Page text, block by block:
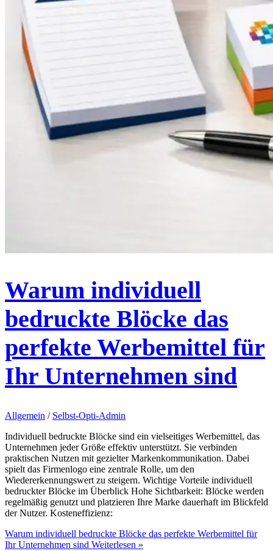
Warum individuell
bedruckte Blöcke das
perfekte Werbemittel für
Ihr Unternehmen sind
Allgemein / Selbst-Opti-Admin
Individuell bedruckte Blöcke sind ein vielseitiges Werbemittel, das
Unternehmen jeder Größe effektiv unterstützt. Sie verbinden
praktischen Nutzen mit gezielter Markenkommunikation. Dabei
spielt das Firmenlogo eine zentrale Rolle, um den
Wiedererkennungswert zu steigern. Wichtige Vorteile individuell
bedruckter Blöcke im Überblick Hohe Sichtbarkeit: Blöcke werden
regelmäßig genutzt und platzieren Ihre Marke dauerhaft im Blickfeld
der Nutzer. Kosteneffizienz:
Warum individuell bedruckte Blöcke das perfekte Werbemittel für
Ihr Unternehmen sind Weiterlesen »